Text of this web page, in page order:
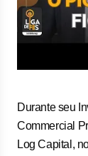
Durante seu
Commercial
Log Capital,